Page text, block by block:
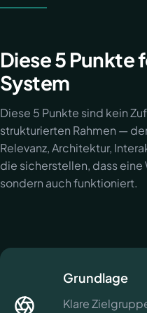
Diese 5 Punkte
System
Diese 5 Punkte sind kein
strukturierten Rahmen —
Relevanz, Architektur,
die sicherstellen, dass
sondern auch funktioniert.
Grundlage
Klare